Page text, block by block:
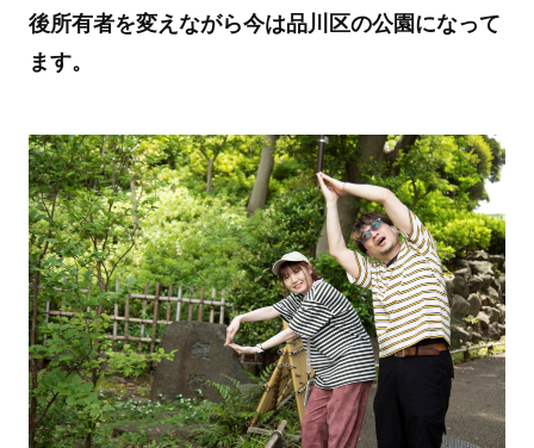
後所有者を変えながら今は品川区の公園になって
ます。